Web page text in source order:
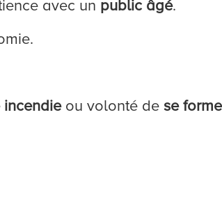
avec un public âgé.
incendieou volonté de se